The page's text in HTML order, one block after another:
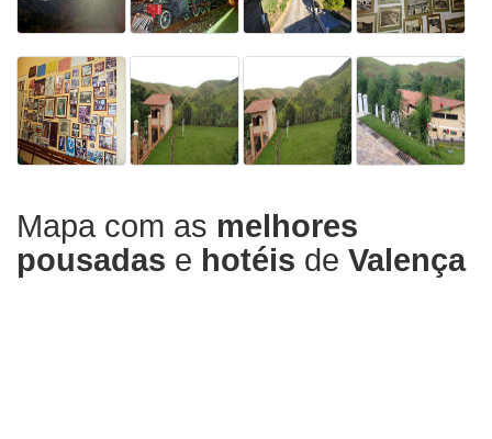
Mapa com as melhores
pousadas e hotéis de Valença